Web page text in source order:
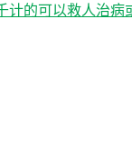
计的可以救人治